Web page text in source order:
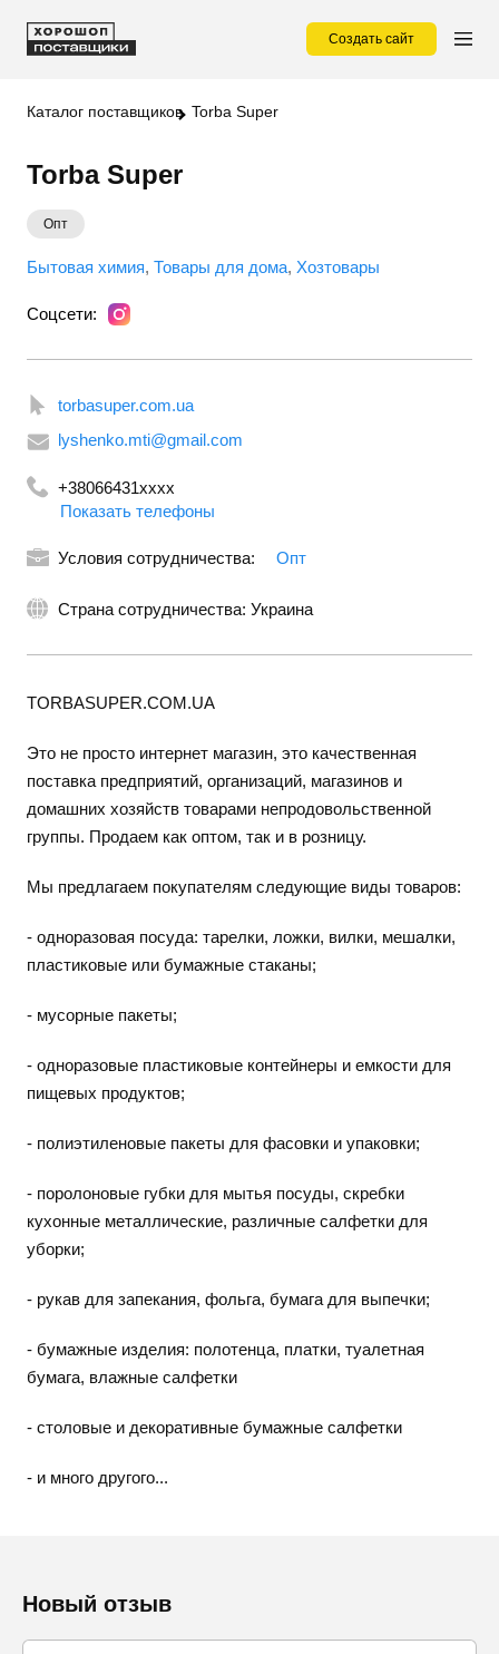
Создать сайт
Каталог поставщиков Torba Super
Torba Super
Опт
Бытовая химия Товары для дома Хозтовары
Соцсети:
torbasuper.com.ua
lyshenko.mti@gmail.com
+38066431xxxx
Показать телефоны
Условия сотрудничества: Опт
Страна сотрудничества: Украина
TORBASUPER.COM.UA
Это не просто интернет магазин, это качественная
поставка предприятий, организаций, магазинов и
домашних хозяйств товарами непродовольственной
группы. Продаем как оптом, так и в розницу.
Мы предлагаем покупателям следующие виды товаров:
- одноразовая посуда: тарелки, ложки, вилки, мешалки,
пластиковые или бумажные стаканы;
- мусорные пакеты;
- одноразовые пластиковые контейнеры и емкости для
пищевых продуктов;
- полиэтиленовые пакеты для фасовки и упаковки;
- поролоновые губки для мытья посуды, скребки
кухонные металлические, различные салфетки для
уборки;
- рукав для запекания, фольга, бумага для выпечки;
- бумажные изделия: полотенца, платки, туалетная
бумага, влажные салфетки
- столовые и декоративные бумажные салфетки
- и много другого...
Новый отзыв